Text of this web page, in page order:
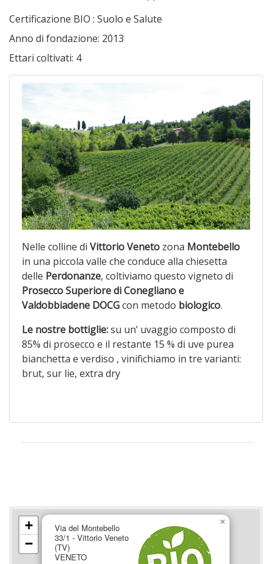
Certificazione BIO : Suolo e Salute
Anno di fondazione: 2013
Ettari coltivati: 4
Nelle colline di Vittorio Veneto zona Montebello
in una piccola valle che conduce alla chiesetta
delle Perdonanze, coltiviamo questo vigneto di
Prosecco Superiore di Conegliano e
Valdobbiadene DOCGcon metodo biologico.
Le nostre bottiglie:su un’ uvaggio composto di
85% di prosecco e il restante 15 % di uve purea
bianchetta e verdiso , vinifichiamo in tre varianti:
brut, sur lie, extra dry
Via del Montebello
33/1 - Vittorio Veneto
(TV)
VENETO
×
+
−